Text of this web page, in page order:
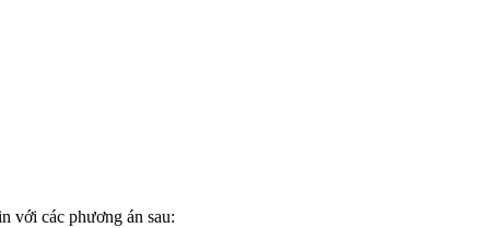
với các phương án sau: